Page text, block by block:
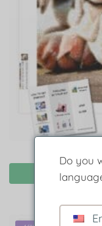
Diamond
Do you